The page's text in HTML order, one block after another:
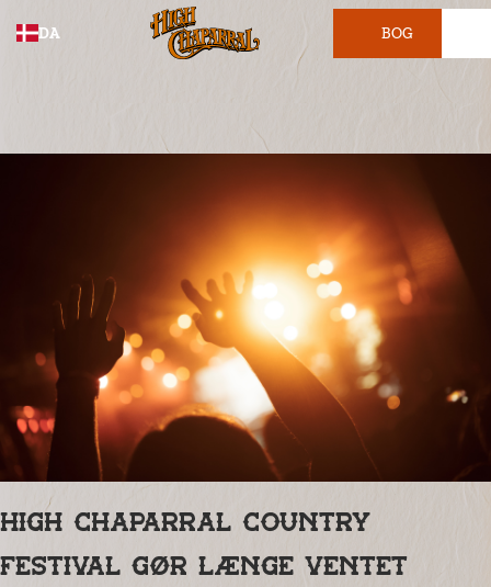
DA BOG
BILLET
High Chaparral Country
Festival gør længe ventet